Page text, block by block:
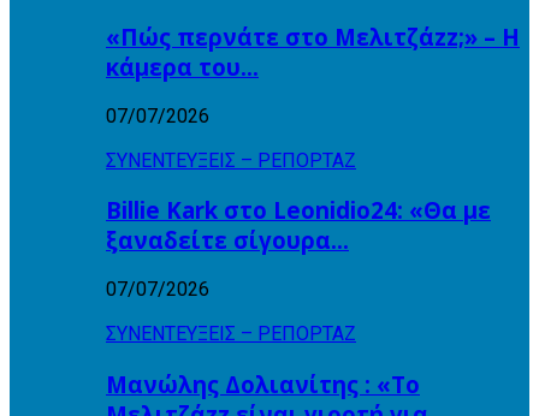
«Πώς περνάτε στο Μελιτζάzz;» – Η
κάμερα του…
07/07/2026
ΣΥΝΕΝΤΕΥΞΕΙΣ – ΡΕΠΟΡΤΑΖ
Billie Kark στο Leonidio24: «Θα με
ξαναδείτε σίγουρα…
07/07/2026
ΣΥΝΕΝΤΕΥΞΕΙΣ – ΡΕΠΟΡΤΑΖ
Μανώλης Δολιανίτης : «Το